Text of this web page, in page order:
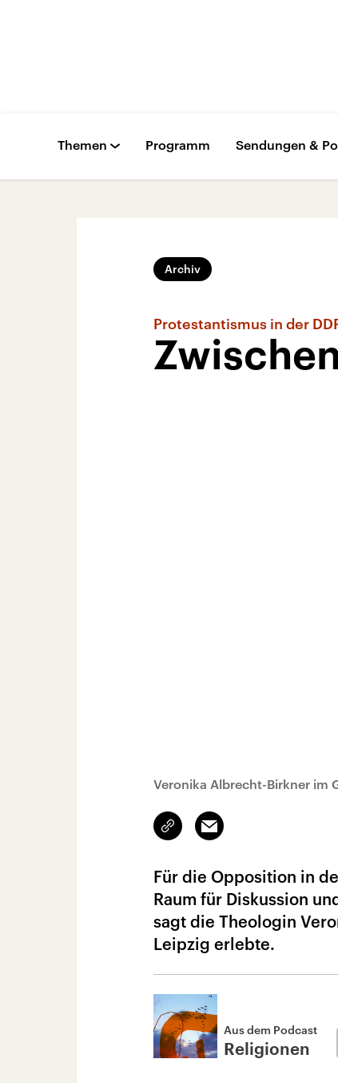
Themen Programm Sendungen &
Archiv
Protestantismus in der
Veronika Albrecht-Birkner im
Link
kopieren/teilen
Email
Für die Opposition in
Raum für Diskussion
sagt die Theologin
Leipzig erlebte.
Aus dem Podcast
Religionen